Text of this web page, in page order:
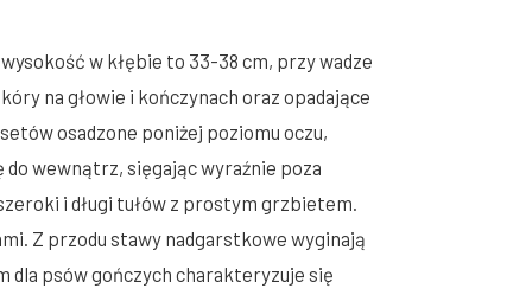
w kłębie to 33-38 cm, przy wadze
na głowie i kończynach oraz opadające
osadzone poniżej poziomu oczu,
do wewnątrz, sięgając wyraźnie poza
i długi tułów z prostym grzbietem.
Z przodu stawy nadgarstkowe wyginają
dla psów gończych charakteryzuje się